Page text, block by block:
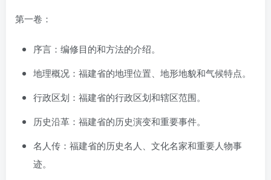
第一卷：
序言：编修目的和方法的介绍。
地理概况：福建省的地理位置、地形地貌和气候特点。
行政区划：福建省的行政区划和辖区范围。
历史沿革：福建省的历史演变和重要事件。
名人传：福建省的历史名人、文化名家和重要人物事
迹。